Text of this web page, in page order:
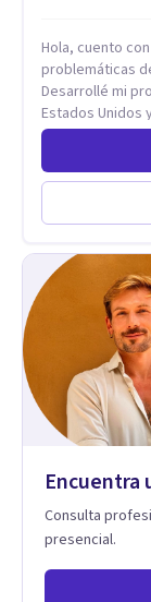
Hola, cuento
problemáticas de
Desarrollé mi
Estados Unidos
privada. Utilizo
evidencia
objetivos
herramientas
desarrollar
Encuentra
Consulta
presencial.